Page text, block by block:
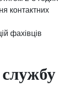
контактних
фахівців